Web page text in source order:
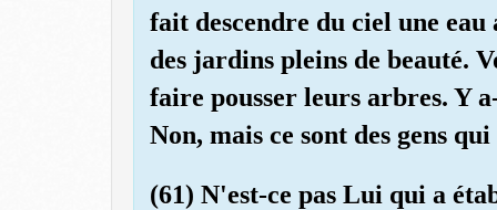
fait descendre du ciel une
des jardins pleins de beauté.
faire pousser leurs arbres. Y
Non, mais ce sont des gens
(61) N'est-ce pas Lui qui a